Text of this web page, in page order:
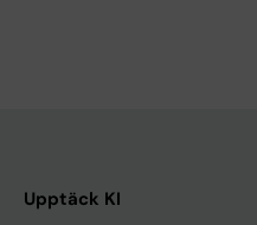
Upptäck KI